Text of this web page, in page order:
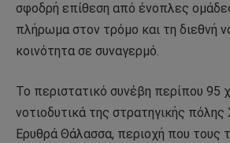
σφοδρή επίθεση από ένοπλες
πλήρωμα στον τρόμο και τη διεθνή
κοινότητα σε συναγερμό.
Το περιστατικό συνέβη περίπου 95
νοτιοδυτικά της στρατηγικής πόλης
Ερυθρά Θάλασσα, περιοχή που τους